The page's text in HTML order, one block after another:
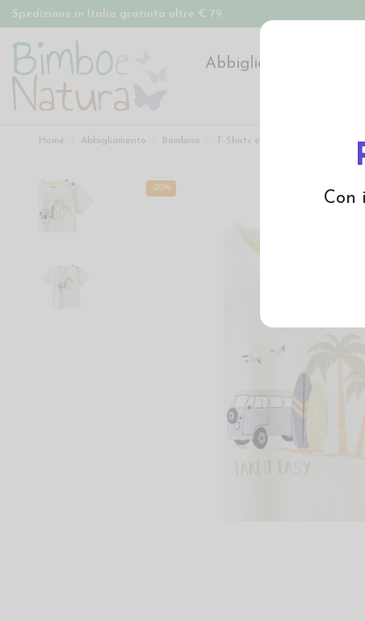
Con
Spedizione in Italia gratuita oltre € 79
Abbigliamento
Home Abbigliamento Bambino T-Shirts e Magliette T-Shirt
-20%